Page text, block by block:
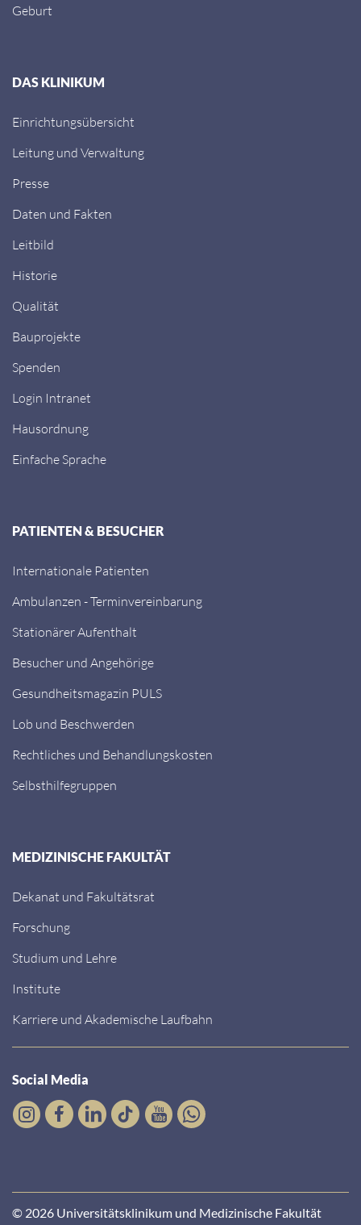
Geburt
DAS KLINIKUM
Einrichtungsübersicht
Leitung und Verwaltung
Presse
Daten und Fakten
Leitbild
Historie
Qualität
Bauprojekte
Spenden
Login Intranet
Hausordnung
Einfache Sprache
PATIENTEN & BESUCHER
Internationale Patienten
Ambulanzen - Terminvereinbarung
Stationärer Aufenthalt
Besucher und Angehörige
Gesundheitsmagazin PULS
Lob und Beschwerden
Rechtliches und Behandlungskosten
Selbsthilfegruppen
MEDIZINISCHE FAKULTÄT
Dekanat und Fakultätsrat
Forschung
Studium und Lehre
Institute
Karriere und Akademische Laufbahn
Social Media
© 2026 Universitätsklinikum und Medizinische Fakultät